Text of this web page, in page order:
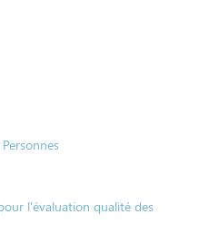
l'évaluation qualité des